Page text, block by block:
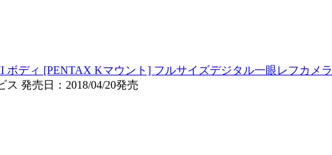
ボディ [PENTAX Kマウント] フルサイズデジタル一眼レフカメラ
ス 発売日：2018/04/20発売